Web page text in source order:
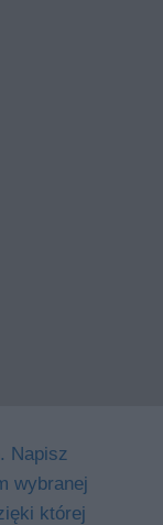
Napisz
wybranej
której